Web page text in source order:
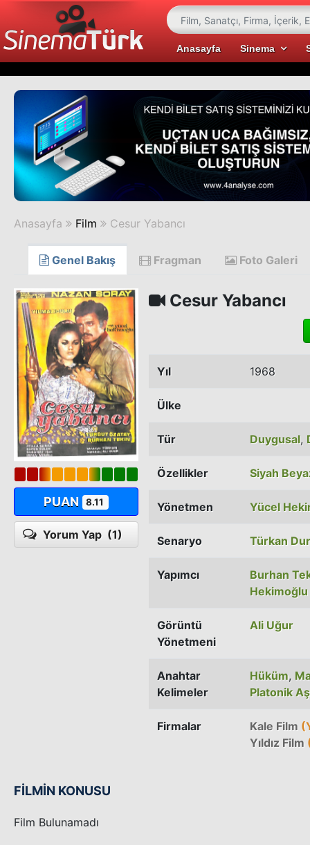
Anasayfa Sinema
Anasayfa Film Cesur Yabancı
Genel Bakış Fragman Foto Galeri
PUAN 8.11
Yorum Yap (1)
Cesur Yabancı
Yıl 1968
Ülke
Tür Duygusal,
Özellikler Siyah
Yönetmen Yücel
Senaryo Türkan
Yapımcı
Burhan
Hekimoğlu
Görüntü
Yönetmeni
Ali Uğur
Anahtar
Kelimeler
Hüküm,
Platonik
Firmalar Kale Film
Yıldız Film
FİLMİN KONUSU
Film Bulunamadı